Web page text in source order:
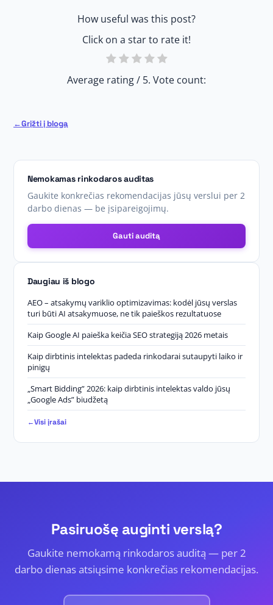
How useful was this post?
Click on a star to rate it!
Average rating/ 5. Vote count:
Grįžti į blogą
Nemokamas rinkodaros auditas
Gaukite konkrečias rekomendacijas jūsų verslui per 2
darbo dienas — be įsipareigojimų.
Gauti auditą
Daugiau iš blogo
AEO – atsakymų variklio optimizavimas: kodėl jūsų verslas
turi būti AI atsakymuose, ne tik paieškos rezultatuose
Kaip Google AI paieška keičia SEO strategiją 2026 metais
Kaip dirbtinis intelektas padeda rinkodarai sutaupyti laiko ir
pinigų
„Smart Bidding” 2026: kaip dirbtinis intelektas valdo jūsų
„Google Ads” biudžetą
Visi įrašai
Pasiruošę auginti verslą?
Gaukite nemokamą rinkodaros auditą — per 2
darbo dienas atsiųsime konkrečias rekomendacijas.